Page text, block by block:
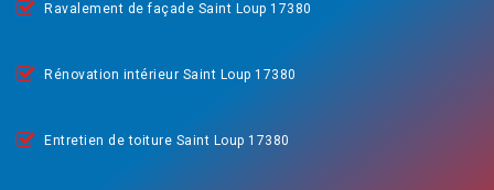
Ravalement de façade Saint Loup 17380
Rénovation intérieur Saint Loup 17380
Entretien de toiture Saint Loup 17380